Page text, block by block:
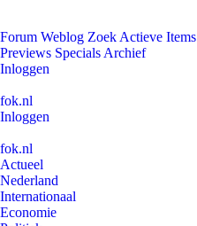
Forum Weblog Zoek Actieve Items
Previews Specials Archief
Inloggen
fok.nl
Inloggen
fok.nl
Actueel
Nederland
Internationaal
Economie